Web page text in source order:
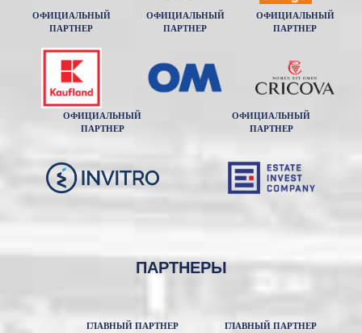
ОФИЦИАЛЬНЫЙ
ПАРТНЕР
ОФИЦИАЛЬНЫЙ
ПАРТНЕР
ОФИЦИАЛЬНЫЙ
ПАРТНЕР
ОФИЦИАЛЬНЫЙ
ПАРТНЕР
ОФИЦИАЛЬНЫЙ
ПАРТНЕР
ПАРТНЕРЫ
ГЛАВНЫЙ ПАРТНЕР ГЛАВНЫЙ ПАРТНЕР